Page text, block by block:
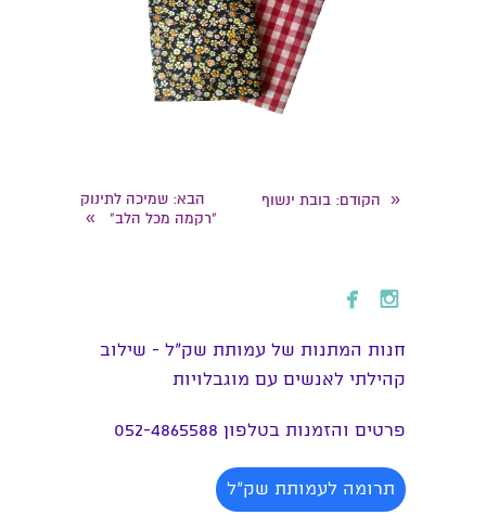
« הקודם: בובת ינשוף הבא: שמיכה לתינוק
"רקמה מכל הלב"
»
 
חנות המתנות של עמותת שק״ל - שילוב
קהילתי לאנשים עם מוגבלויות
פרטים והזמנות בטלפון 052-4865588
תרומה לעמותת שק"ל